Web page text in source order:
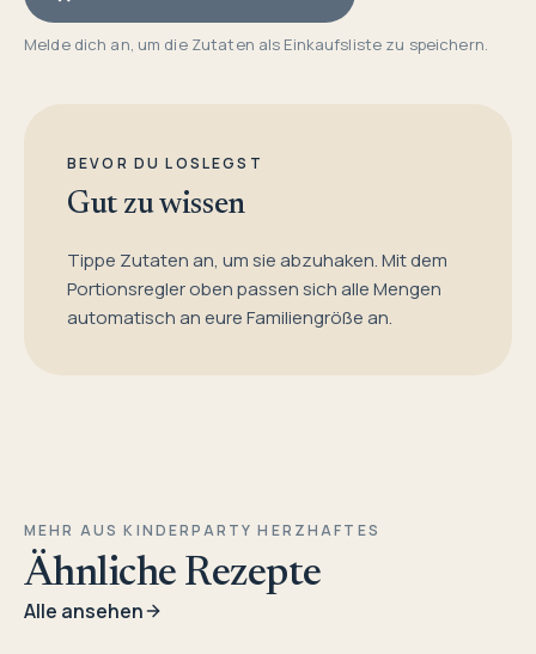
Melde dich an, um die Zutaten als Einkaufsliste zu speichern.
BEVOR DU LOSLEGST
Gut zu wissen
Tippe Zutaten an, um sie abzuhaken. Mit dem
Portionsregler oben passen sich alle Mengen
automatisch an eure Familiengröße an.
MEHR AUS KINDERPARTY HERZHAFTES
Ähnliche Rezepte
Alle ansehen